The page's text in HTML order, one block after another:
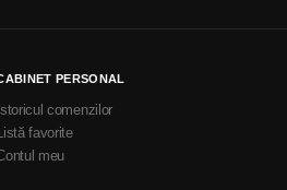
PERSONAL
Istoricul comenzilor
favorite
meu